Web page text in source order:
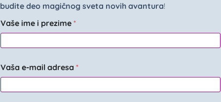
budite deo magičnog sveta novih avantura!
Vaše ime i prezime *
Vaša e-mail adresa *